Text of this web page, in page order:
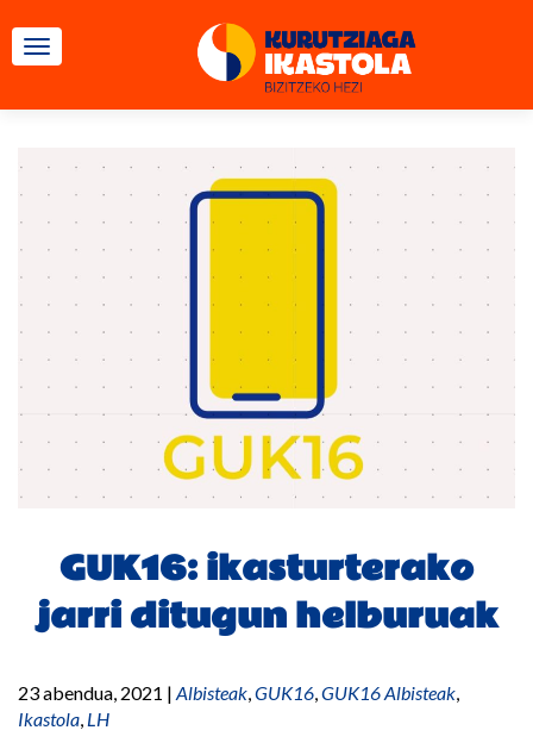
TOGGLE NAVIGATION
GUK16: ikasturterako
jarri ditugun helburuak
23 abendua, 2021 | Albisteak,GUK16,GUK16 Albisteak,
Ikastola, LH